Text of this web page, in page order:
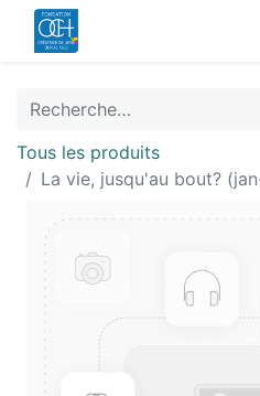
Tous les produits
La vie, jusqu'au bout?